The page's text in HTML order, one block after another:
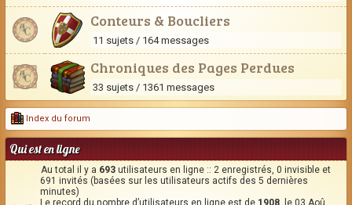
Conteurs & Boucliers
11 sujets / 164 messages
Chroniques des Pages Perdues
33 sujets / 1361 messages
Index du forum
Qui est en ligne
Au total il y a 693 utilisateurs en ligne :: 2 enregistrés, 0 invisible et
691 invités (basées sur les utilisateurs actifs des 5 dernières
minutes)
Le record du nombre d’utilisateurs en ligne est de 1908 , le 03 Aoû